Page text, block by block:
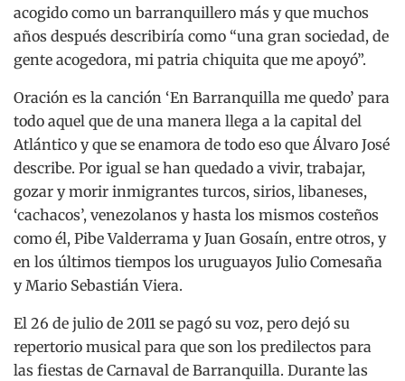
acogido como un barranquillero más y que muchos
años después describiría como “una gran sociedad, de
gente acogedora, mi patria chiquita que me apoyó”.
Oración es la canción ‘En Barranquilla me quedo’ para
todo aquel que de una manera llega a la capital del
Atlántico y que se enamora de todo eso que Álvaro José
describe. Por igual se han quedado a vivir, trabajar,
gozar y morir inmigrantes turcos, sirios, libaneses,
‘cachacos’, venezolanos y hasta los mismos costeños
como él, Pibe Valderrama y Juan Gosaín, entre otros, y
en los últimos tiempos los uruguayos Julio Comesaña
y Mario Sebastián Viera.
El 26 de julio de 2011 se pagó su voz, pero dejó su
repertorio musical para que son los predilectos para
las fiestas de Carnaval de Barranquilla. Durante las